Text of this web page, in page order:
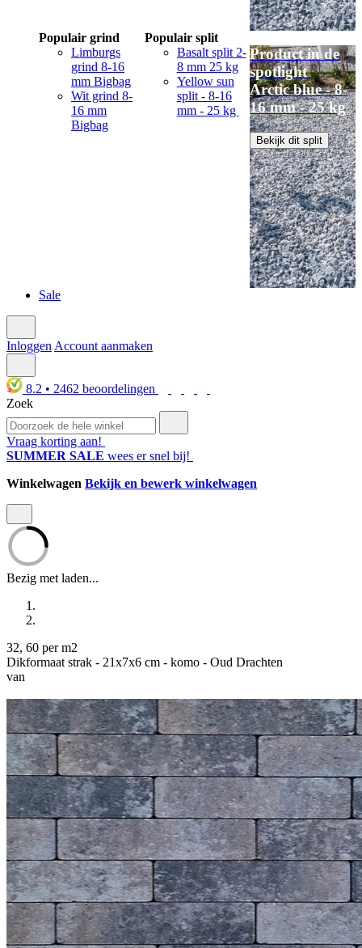
Populair grind
Limburgs
grind 8-16
mm Bigbag
Wit grind 8-
16 mm
Bigbag
Populair split
Basalt split 2-
8 mm 25 kg
Yellow sun
split - 8-16
mm - 25 kg
Product in de
spotlight
Arctic blue - 8-
16 mm - 25 kg
Bekijk dit split
Sale
InloggenAccount aanmaken
8.2 • 2462 beoordelingen
Zoek
Vraag korting aan!
SUMMER SALE wees er snel bij!
Winkelwagen Bekijk en bewerk winkelwagen
Bezig met laden...
32, 60 per m2
Dikformaat strak - 21x7x6 cm - komo - Oud Drachten
van